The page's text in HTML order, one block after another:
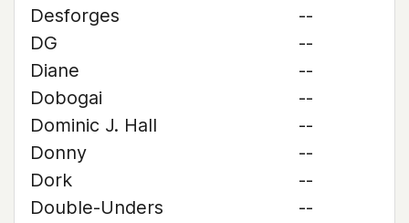
Desforges
--
DG
--
Diane
--
Dobogai
--
Dominic J. Hall
--
Donny
--
Dork
--
Double-Unders
--